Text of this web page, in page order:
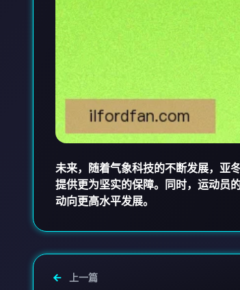
未来，随着气象科技的不断发展，亚
提供更为坚实的保障。同时，运动员
动向更高水平发展。
上一篇